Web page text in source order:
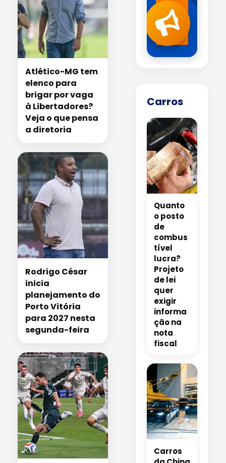
Atlético-MG tem
elenco para
brigar por vaga
à Libertadores?
Veja o que pensa
a diretoria
Rodrigo César
inicia
planejamento do
Porto Vitória
para 2027 nesta
segunda-feira
Fale
com
a
gente
!
Carros
Quanto
o posto
de
combus
tível
lucra?
Projeto
de lei
quer
exigir
informa
ção na
nota
fiscal
Carros